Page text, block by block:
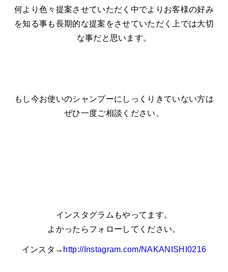
何より色々提案させていただく中でよりお客様の好み
を知る事も長期的な提案をさせていただく上では大切
な事だと思います。
もし今お使いのシャンプーにしっくりきていない方は
ぜひ一度ご相談ください。
インスタグラムもやってます。
よかったらフォローしてください。
インスタ→ http://Instagram.com/NAKANISHI0216